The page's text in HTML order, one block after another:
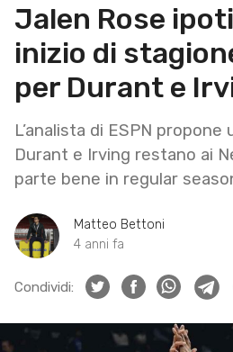
Jalen Rose
inizio di
per Durant e
L’analista di ESPN propone
Durant e Irving restano ai
parte bene in regular
Matteo Bettoni
4 anni fa
Condividi: